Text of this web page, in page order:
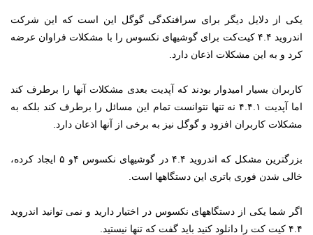
یکی از دلایل دیگر برای سرافنکدگی گوگل این است که این شرکت
اندروید ۴.۴ کیت‌کت برای گوشیهای نکسوس را با مشکلات فراوان عرضه
کرد و به این مشکلات اذعان دارد.
کاربران بسیار امیدوار بودند که آپدیت بعدی مشکلات آنها را برطرف کند
اما آپدیت ۴.۴.۱ نه تنها نتوانست تمام این مسائل را برطرف کند بلکه به
مشکلات کاربران افزود و گوگل نیز به برخی از آنها اذعان دارد.
بزرگترین مشکل که اندروید ۴.۴ در گوشیهای نکسوس ۴و ۵ ایجاد کرده،
خالی شدن فوری باتری این دستگاهها است.
اگر شما یکی از دستگاههای نکسوس در اختیار دارید و نمی توانید اندروید
۴.۴ کیت کت را دانلود کنید باید گفت که تنها نیستید.